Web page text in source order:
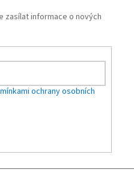
zasílat informace o nových
ochrany osobních